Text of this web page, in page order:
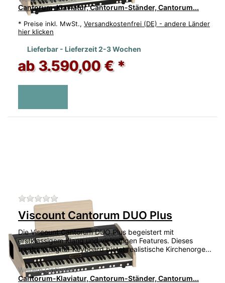
Cantorum-Klaviatur, Cantorum-Ständer, Cantorum...
* Preise inkl. MwSt., Versandkostenfrei (DE) - andere Länder
hier klicken
Lieferbar - Lieferzeit 2-3 Wochen
ab 3.590,00 € *
Zu diesem Produkt liegen noch keine
Viscount Cantorum DUO Plus
Die Viscount Cantorum DUO Plus begeistert mit
erstklassigem Klang und vielseitigen Features. Dieses
tragbare Digital-Keyboard bietet realistische Kirchenorge...
Weitere Optionen:
Cantorum-Klaviatur, Cantorum-Ständer, Cantorum...